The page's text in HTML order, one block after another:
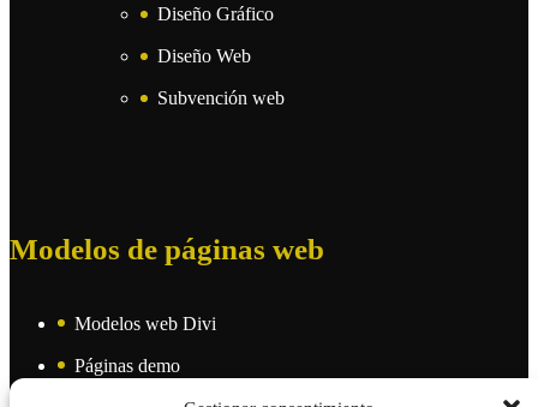
Diseño Gráfico
Diseño Web
Subvención web
Modelos de páginas web
Modelos web Divi
Páginas demo